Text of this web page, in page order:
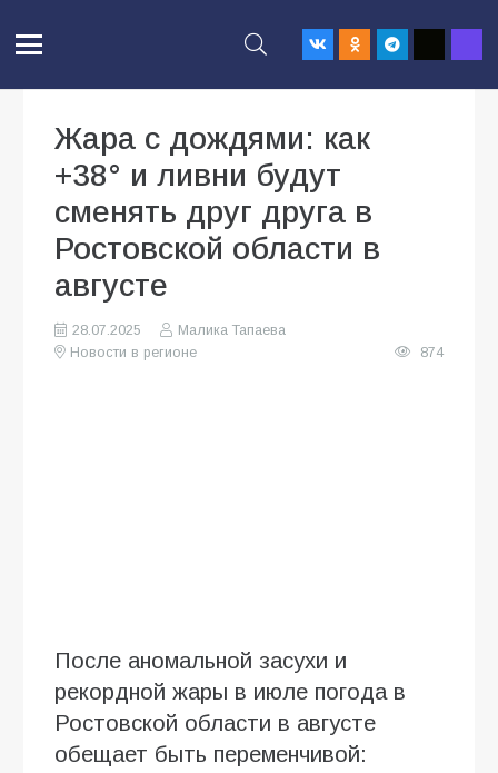
Жара с дождями: как
+38° и ливни будут
сменять друг друга в
Ростовской области в
августе
28.07.2025
Малика Тапаева
Новости в регионе
874
После аномальной засухи и
рекордной жары в июле погода в
Ростовской области в августе
обещает быть переменчивой: